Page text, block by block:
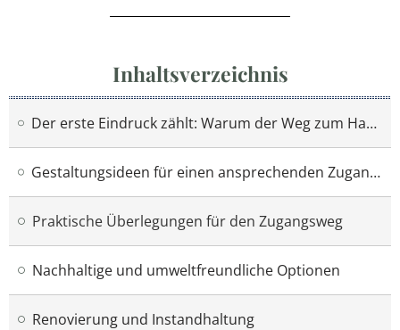
Inhaltsverzeichnis
Der erste Eindruck zählt: Warum der Weg zum Haus wichtig ist
Gestaltungsideen für einen ansprechenden Zugangsweg
Praktische Überlegungen für den Zugangsweg
Nachhaltige und umweltfreundliche Optionen
Renovierung und Instandhaltung